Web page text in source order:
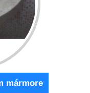
mármore